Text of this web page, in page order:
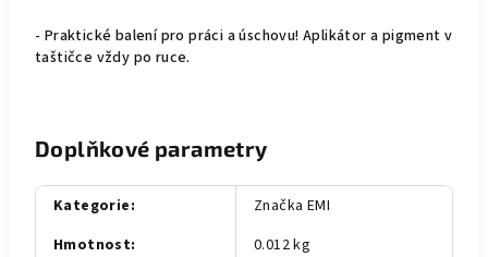
- Praktické balení pro práci a úschovu! Aplikátor a pigment v
taštičce vždy po ruce.
Doplňkové parametry
Kategorie:
Značka EMI
Hmotnost:
0.012 kg